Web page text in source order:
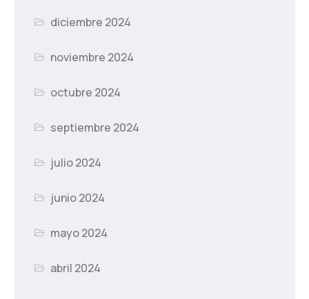
diciembre 2024
noviembre 2024
octubre 2024
septiembre 2024
julio 2024
junio 2024
mayo 2024
abril 2024